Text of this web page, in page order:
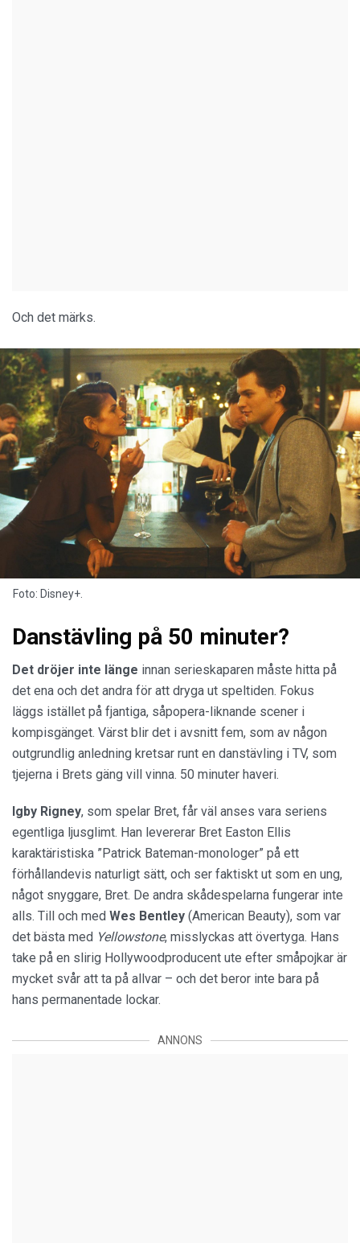
Och det märks.
Foto: Disney+.
Danstävling på 50 minuter?
Det dröjer inte länge innan serieskaparen måste hitta på
det ena och det andra för att dryga ut speltiden. Fokus
läggs istället på fjantiga, såpopera-liknande scener i
kompisgänget. Värst blir det i avsnitt fem, som av någon
outgrundlig anledning kretsar runt en danstävling i TV, som
tjejerna i Brets gäng vill vinna. 50 minuter haveri.
Igby Rigney, som spelar Bret, får väl anses vara seriens
egentliga ljusglimt. Han levererar Bret Easton Ellis
karaktäristiska ”Patrick Bateman-monologer” på ett
förhållandevis naturligt sätt, och ser faktiskt ut som en ung,
något snyggare, Bret. De andra skådespelarna fungerar inte
alls. Till och med Wes Bentley (American Beauty), som var
det bästa med Yellowstone, misslyckas att övertyga. Hans
take på en slirig Hollywoodproducent ute efter småpojkar är
mycket svår att ta på allvar – och det beror inte bara på
hans permanentade lockar.
ANNONS